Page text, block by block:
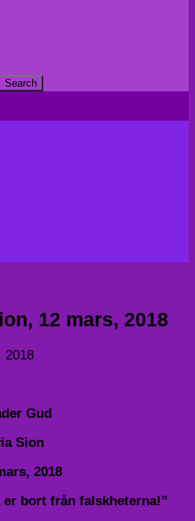
12 mars, 2018
2018
Gud
Sion
2018
bort från falskheterna!”